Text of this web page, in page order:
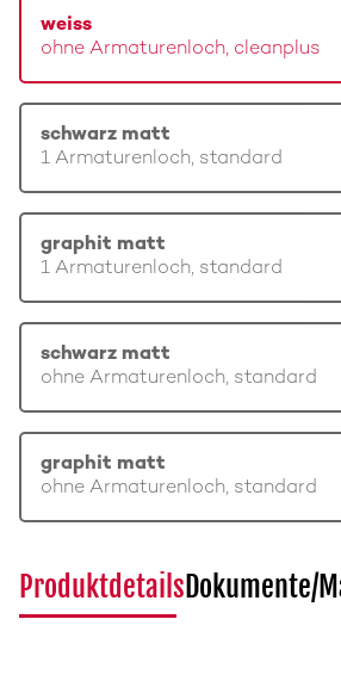
weiss
ohne Armaturenloch, cleanplus
schwarz matt
1 Armaturenloch, standard
graphit matt
1 Armaturenloch, standard
schwarz matt
ohne Armaturenloch, standard
graphit matt
ohne Armaturenloch, standard
ProduktdetailsDokumente/